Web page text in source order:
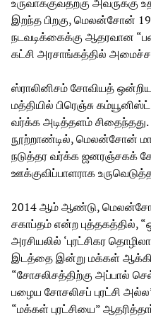
இறந்த பிறகு, மெலன்சோன்
நடவடிக்கைக்கு ஆதரவான
கட்சி அரசாங்கத்தில்
ஸ்ராலினிசம் சோவியத்
மத்தியில் பிரெஞ்சு
வர்க்க அடித்தளம்
நூற்றாண்டில், மெலன்சோன்
நடுத்தர வர்க்க ஜனரஞ்சகக்
ஊக்குவிப்பாளராக
2014 ஆம் ஆண்டு,
சகாப்தம் என்ற புத்தகத்தில்,
அரசியலில் ‘புரட்சிகர
இடத்தை இன்று மக்கள்
“சோசலிசத்திற்கு அப்பால்
பழைய சோசலிசப் புரட்சி
“மக்கள் புரட்சியை”